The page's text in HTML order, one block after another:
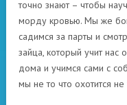
точно знают – чтобы
морду кровью. Мы же
садимся за парты и
зайца, который учит нас
дома и учимся сами с
мы не то что охотится